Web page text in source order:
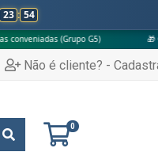
23 : 53
G5) 🎁 Compras acima de
Não é cliente? -
0